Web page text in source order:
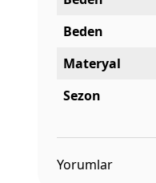
Beden
Materyal
Sezon
Yorumlar